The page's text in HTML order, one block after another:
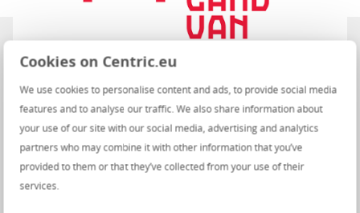
Cookies on Centric.eu
We use cookies to personalise content and ads, to provide social media
features and to analyse our traffic. We also share information about
your use of our site with our social media, advertising and analytics
partners who may combine it with other information that you’ve
provided to them or that they’ve collected from your use of their
services.
“De keuze voor Postex was voor ons